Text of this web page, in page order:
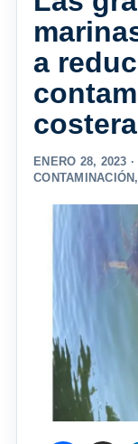
a
costera
ENERO 28, 2023 ·
CONTAMINACIÓN ,